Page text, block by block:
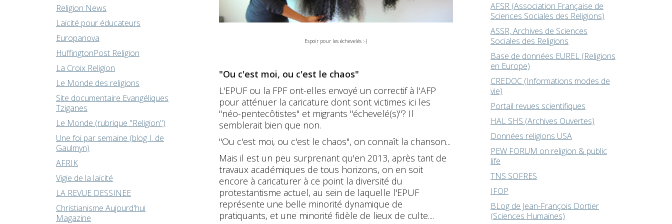
Religion News
Laïcité pour éducateurs
Europanova
HuffingtonPost Religion
La Croix Religion
Le Monde des religions
Site documentaire Evangéliques
Tziganes
Le Monde (rubrique "Religion")
Une foi par semaine (blog I. de
Gaulmyn)
AFRIK
Vigie de la laïcité
LA REVUE DESSINEE
Christianisme Aujourd'hui
Magazine
Espoir pour les échevelés :-)
"Ou c'est moi, ou c'est le chaos"
L'EPUF ou la FPF ont-elles envoyé un correctif à l'AFP
pour atténuer la caricature dont sont victimes ici les
"néo-pentecôtistes" et migrants "échevelé(s)"? Il
semblerait bien que non.
"Ou c'est moi, ou c'est le chaos", on connaît la chanson...
Mais il est un peu surprenant qu'en 2013, après tant de
travaux académiques de tous horizons, on en soit
encore à caricaturer à ce point la diversité du
protestantisme actuel, au sein de laquelle l'EPUF
représente une belle minorité dynamique de
pratiquants, et une minorité fidèle de lieux de culte....
AFSR (Association Française de
Sciences Sociales des Religions)
ASSR, Archives de Sciences
Sociales des Religions
Base de données EUREL (Religions
en Europe)
CREDOC (Informations modes de
vie)
Portail revues scientifiques
HAL SHS (Archives Ouvertes)
Données religions USA
PEW FORUM on religion & public
life
TNS SOFRES
IFOP
BLog de Jean-François Dortier
(Sciences Humaines)